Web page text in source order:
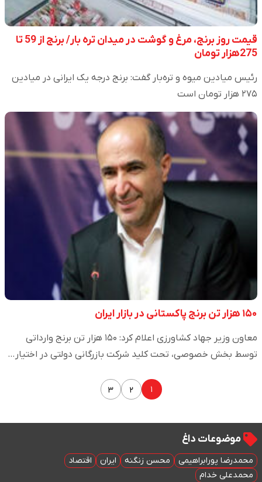
قیمت روز برنج، مرغ و گوشت در میدان تره بار/ برنج از 59 تا
275هزار تومان
رئیس میادین میوه و تره‌بار گفت: برنج درجه یک ایرانی در میادین
۲۷۵ هزار تومان است
۱۵۰ هزار تن برنج پاکستانی در بازار ایران
معاون وزیر جهاد کشاورزی اعلام کرد: ۱۵۰ هزار تن برنج وارداتی
توسط بخش خصوصی، تحت کلید شرکت بازرگانی دولتی در اختیار…
۱ ۲ ۳
موضوعات داغ
محمدرضا پورابراهیمی محسن زنگنه ایران
اقتصاد
محمدعلی خدام